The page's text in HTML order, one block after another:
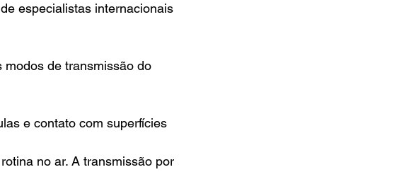
especialistas internacionais
de transmissão do
e contato com superfícies
no ar. A transmissão por